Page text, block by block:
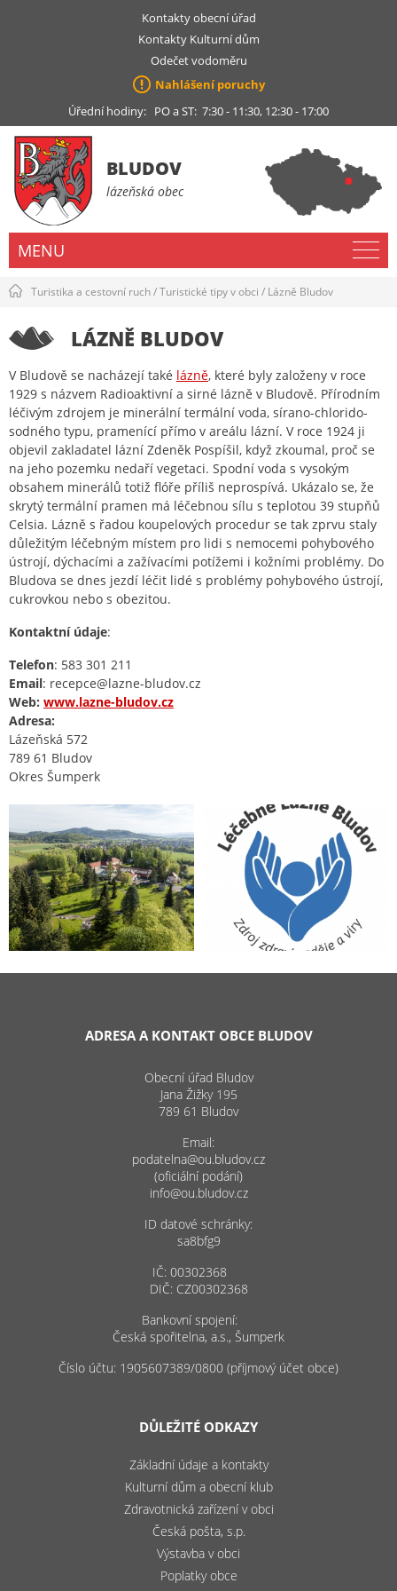
Kontakty obecní úřad
Kontakty Kulturní dům
Odečet vodoměru
Nahlášení poruchy
Úřední hodiny: PO a ST: 7:30 - 11:30, 12:30 - 17:00
BLUDOV
lázeňská obec
MENU
Turistika a cestovní ruch/Turistické tipy v obci / Lázně Bludov
LÁZNĚ BLUDOV
V Bludově se nacházejí také lázně, které byly založeny v roce
1929 s názvem Radioaktivní a sirné lázně v Bludově. Přírodním
léčivým zdrojem je minerální termální voda, sírano-chlorido-
sodného typu, pramenící přímo v areálu lázní. V roce 1924 ji
objevil zakladatel lázní Zdeněk Pospíšil, když zkoumal, proč se
na jeho pozemku nedaří vegetaci. Spodní voda s vysokým
obsahem minerálů totiž flóře příliš neprospívá. Ukázalo se, že
skrytý termální pramen má léčebnou sílu s teplotou 39 stupňů
Celsia. Lázně s řadou koupelových procedur se tak zprvu staly
důležitým léčebným místem pro lidi s nemocemi pohybového
ústrojí, dýchacími a zažívacími potížemi i kožními problémy. Do
Bludova se dnes jezdí léčit lidé s problémy pohybového ústrojí,
cukrovkou nebo s obezitou.
Kontaktní údaje:
Telefon: 583 301 211
Email: recepce@lazne-bludov.cz
Web: www.lazne-bludov.cz
Adresa:
Lázeňská 572
789 61 Bludov
Okres Šumperk
ADRESA A KONTAKT OBCE BLUDOV
Obecní úřad Bludov
Jana Žižky 195
789 61 Bludov
Email:
podatelna@ou.bludov.cz
(oficiální podání)
info@ou.bludov.cz
ID datové schránky:
sa8bfg9
IČ: 00302368
DIČ: CZ00302368
Bankovní spojení:
Česká spořitelna, a.s., Šumperk
Číslo účtu: 1905607389/0800 (příjmový účet obce)
DŮLEŽITÉ ODKAZY
Základní údaje a kontakty
Kulturní dům a obecní klub
Zdravotnická zařízení v obci
Česká pošta, s.p.
Výstavba v obci
Poplatky obce